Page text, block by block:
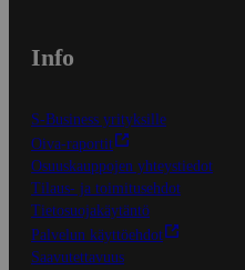
Info
S-Business yrityksille
Oiva-raportit
Osuuskauppojen yhteystiedot
Tilaus- ja toimitusehdot
Tietosuojakäytäntö
Palvelun käyttöehdot
Saavutettavuus